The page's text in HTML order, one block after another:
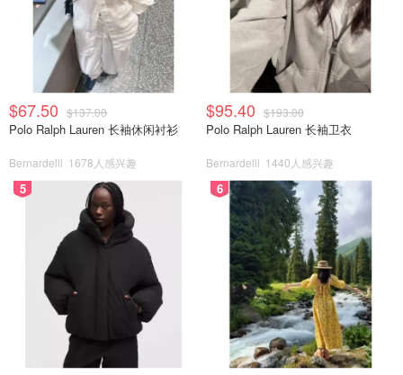
$67.50 $137.00
Polo Ralph Lauren 长袖休闲衬衫
Bernardelli 1678人感兴趣
$95.40 $193.00
Polo Ralph Lauren 长袖卫衣
Bernardelli 1440人感兴趣
5 6